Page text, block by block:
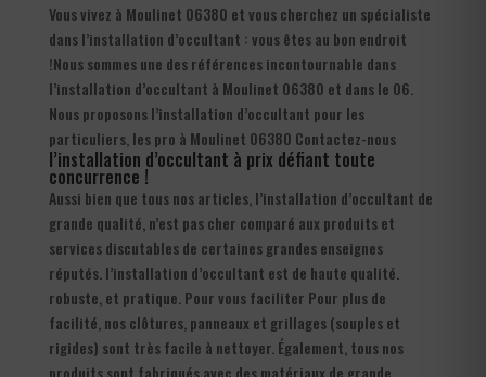
Vous vivez à Moulinet 06380 et vous cherchez un spécialiste
dans l’installation d’occultant : vous êtes au bon endroit
!Nous sommes une des références incontournable dans
l’installation d’occultant à Moulinet 06380 et dans le 06.
Nous proposons l’installation d’occultant pour les
particuliers, les pro à Moulinet 06380 Contactez-nous
l’installation d’occultant à prix défiant toute
concurrence !
Aussi bien que tous nos articles, l’installation d’occultant de
grande qualité, n’est pas cher comparé aux produits et
services discutables de certaines grandes enseignes
réputés. l’installation d’occultant est de haute qualité.
robuste, et pratique. Pour vous faciliter Pour plus de
facilité, nos clôtures, panneaux et grillages (souples et
rigides) sont très facile à nettoyer. Également, tous nos
produits sont fabriqués avec des matériaux de grande